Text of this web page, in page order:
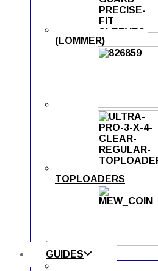
(LOMMER)
TOPLOADERS
GUIDES